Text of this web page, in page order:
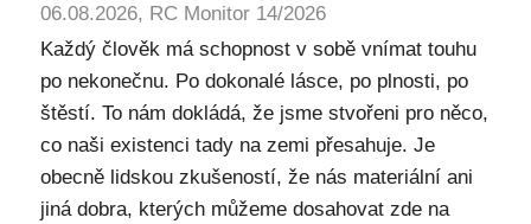
06.08.2026, RC Monitor 14/2026
Každý člověk má schopnost v sobě vnímat touhu
po nekonečnu. Po dokonalé lásce, po plnosti, po
štěstí. To nám dokládá, že jsme stvořeni pro něco,
co naši existenci tady na zemi přesahuje. Je
obecně lidskou zkušeností, že nás materiální ani
jiná dobra, kterých můžeme dosahovat zde na